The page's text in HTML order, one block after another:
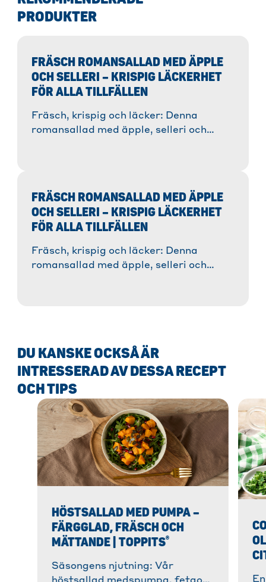
PRODUKTER
FRÄSCH ROMANSALLAD MED ÄPPLE
OCH SELLERI – KRISPIG LÄCKERHET
FÖR ALLA TILLFÄLLEN
Fräsch, krispig och läcker: Denna
romansallad med äpple, selleri och
FRÄSCH ROMANSALLAD MED ÄPPLE
OCH SELLERI – KRISPIG LÄCKERHET
FÖR ALLA TILLFÄLLEN
Fräsch, krispig och läcker: Denna
romansallad med äpple, selleri och
DU KANSKE OCKSÅ ÄR
INTRESSERAD AV DESSA RECEPT
OCH TIPS
HÖSTSALLAD MED PUMPA –
FÄRGGLAD, FRÄSCH OCH
MÄTTANDE | TOPPITS®
Säsongens njutning: Vår